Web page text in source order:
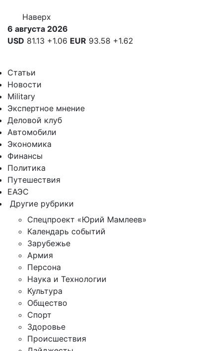
Наверх
6 августа 2026
USD 81.13 +1.06 EUR 93.58 +1.62
Статьи
Новости
Military
Экспертное мнение
Деловой клуб
Автомобили
Экономика
Финансы
Политика
Путешествия
ЕАЭС
Другие рубрики
Спецпроект «Юрий Мамлеев»
Календарь событий
Зарубежье
Армия
Персона
Наука и Технологии
Культура
Общество
Спорт
Здоровье
Происшествия